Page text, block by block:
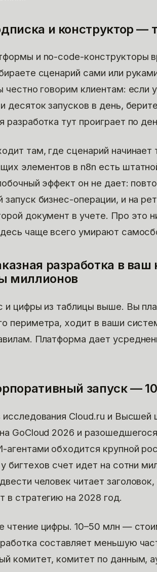
и конструктор —
и no-code-конструкторы
сценарий сами или
честно говорим клиентам: если
десяток запусков в день,
разработка тут проиграет по
там, где сценарий начинает
элементов в n8n есть
эффект он не дает:
запуск бизнес-операции, и на
документ в учете. Про это
чаще всего умирают
разработка в
миллионов
и цифры из таблицы выше. Вы
периметра, ходит в ваши
Платформа дает
запуск —
исследования Cloud.ru и
на GoCloud 2026 и
агентами обходится крупной
бигтехов счет идет на сотни
человек читает
в стратегию на 2028 год.
чтение цифры. 10–50 млн —
составляет меньшую
комитет, комитет по данным,